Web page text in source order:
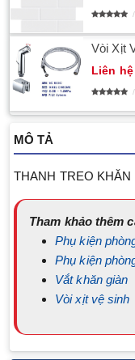
Vòi Xịt
Liên hệ
MÔ TẢ
THANH TREO KHĂN
Tham khảo thêm
Phụ kiện
Phụ kiện
Vắt khăn giàn
Vòi xịt vệ sinh